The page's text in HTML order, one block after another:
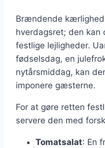
Brændende kærlighed
hverdagsret; den
festlige lejligheder.
fødselsdag, en
nytårsmiddag, kan
imponere gæsterne.
For at gøre retten
servere den med
Tomatsalat: En